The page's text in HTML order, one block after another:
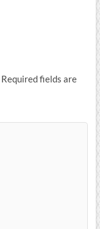
Required fields are